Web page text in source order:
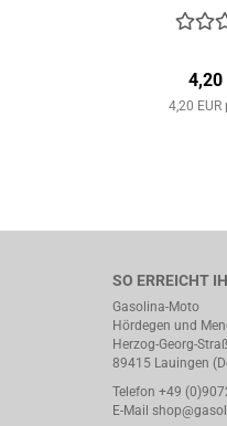
4,20
4,20 EUR
SO ERREICHT
Gasolina-Moto
Hördegen und
Herzog-Georg-
89415 Lauingen
Telefon +49
E-Mail